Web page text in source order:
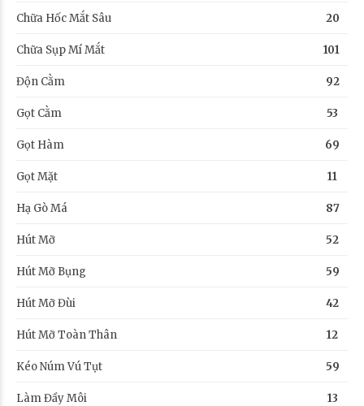
Chữa Hốc Mắt Sâu 20
Chữa Sụp Mí Mắt 101
Độn Cằm 92
Gọt Cằm 53
Gọt Hàm 69
Gọt Mặt 11
Hạ Gò Má 87
Hút Mỡ 52
Hút Mỡ Bụng 59
Hút Mỡ Đùi 42
Hút Mỡ Toàn Thân 12
Kéo Núm Vú Tụt 59
Làm Đầy Môi 13